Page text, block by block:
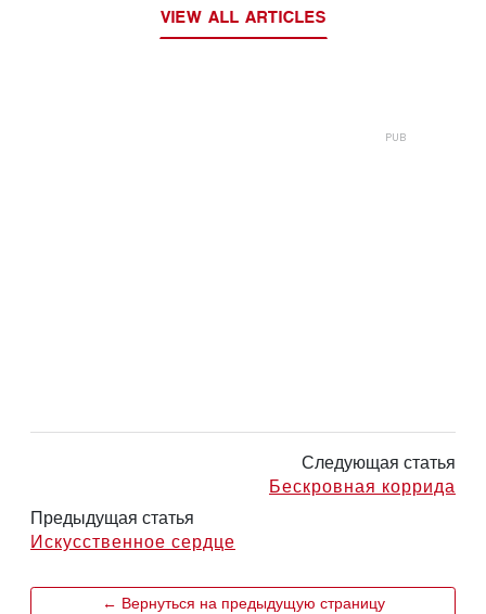
VIEW ALL ARTICLES
Следующая статья
Бескровная коррида
Предыдущая статья
Искусственное сердце
← Вернуться на предыдущую страницу